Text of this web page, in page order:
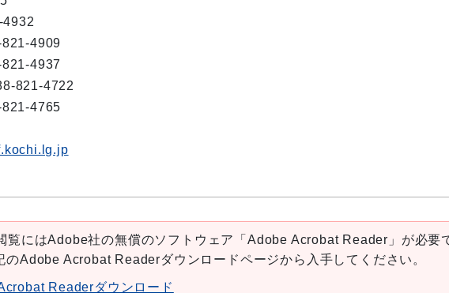
4932
4909
4937
821-4722
4765
覧にはAdobe社の無償のソフトウェア「Adobe Acrobat Reader」が必要
のAdobe Acrobat Readerダウンロードページから入手してください。
Readerダウンロード